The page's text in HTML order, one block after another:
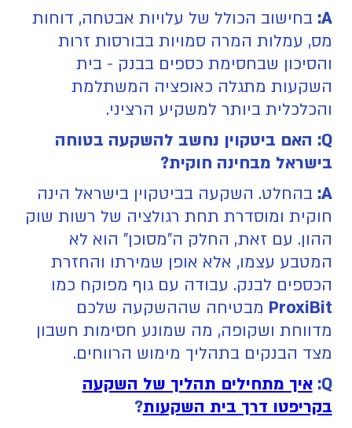
A: בחישוב הכולל של עלויות אבטחה, דוחות
מס, עמלות המרה סמויות בבורסות זרות
והסיכון שבחסימת כספים בבנק - בית
השקעות מתגלה כאופציה המשתלמת
והכלכלית ביותר למשקיע הרציני.
Q: האם ביטקוין נחשב להשקעה בטוחה
בישראל מבחינה חוקית?
A: בהחלט. השקעה בביטקוין בישראל הינה
חוקית ומוסדרת תחת רגולציה של רשות שוק
ההון. עם זאת, החלק ה"מסוכן" הוא לא
המטבע עצמו, אלא אופן שמירתו והחזרת
הכספים לבנק. עבודה עם גוף מפוקח כמו
ProxiBit מבטיחה שההשקעה שלכם
מדווחת ושקופה, מה שמונע חסימות חשבון
מצד הבנקים בתהליך מימוש הרווחים.
Q: איך מתחילים תהליך של השקעה
בקריפטו דרך בית השקעות?